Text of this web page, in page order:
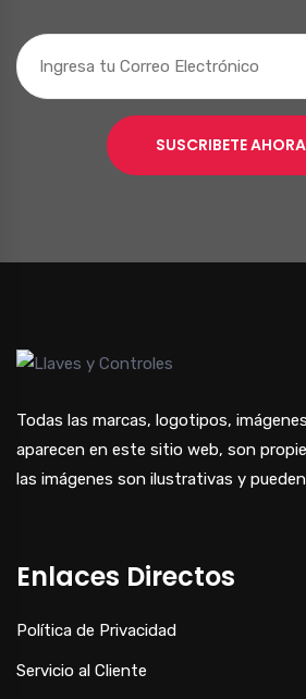
SUSCRIBETE AHORA
Todas las marcas, logotipos,
aparecen en este sitio web, son
las imágenes son ilustrativas y
Enlaces Directos
Política de Privacidad
Servicio al Cliente